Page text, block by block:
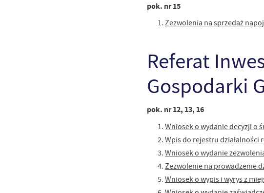
pok. nr 15
Zezwolenia na sprzedaż
Referat
Gospodarki
pok. nr 12, 13, 16
Wniosek o wydanie decyzji o
Wpis do rejestru
Wniosek o wydanie
Zezwolenie na prowadzenie
Wniosek o wypis i wyrys z
Szanujemy Twoją
wszystkie. W